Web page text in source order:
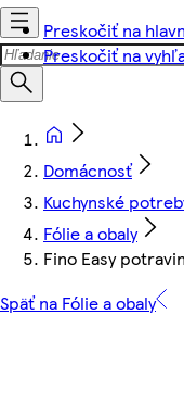
Preskočiť na
Preskočiť na
Domácnosť
Kuchynské
Fólie a obaly
Fino Easy
Späť na Fólie a obaly